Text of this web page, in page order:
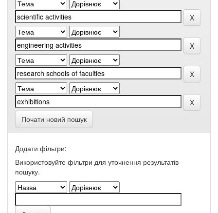
Почати новий пошук
Додати фільтри:
Використовуйте фільтри для уточнення результатів
пошуку.